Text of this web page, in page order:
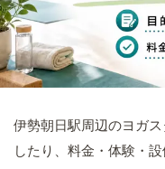
伊勢朝日駅周辺のヨガ
したり、料金・体験・